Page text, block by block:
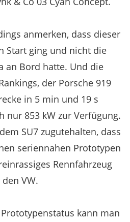
anmerken, dass dieser
Start ging und nicht die
an Bord hatte. Und die
der Porsche 919
in 5 min und 19 s
nur 853 kW zur Verfügung.
SU7 zugutehalten, dass
seriennahen Prototypen
Rennfahrzeug
VW.
kann man